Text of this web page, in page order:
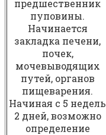
предшественник
пуповины.
Начинается
закладка печени,
почек,
мочевыводящих
путей, органов
пищеварения.
Начиная с 5 недель
2 дней, возможно
определение